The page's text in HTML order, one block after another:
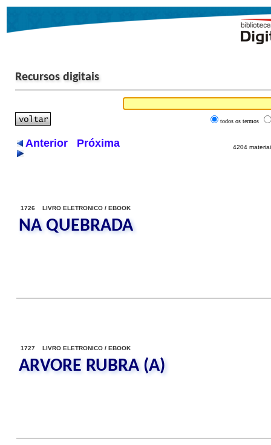
Recursos digitais
todos os termos
Anterior Próxima 4204
1726 LIVRO ELETRONICO / EBOOK
NA QUEBRADA
1727 LIVRO ELETRONICO / EBOOK
ARVORE RUBRA (A)